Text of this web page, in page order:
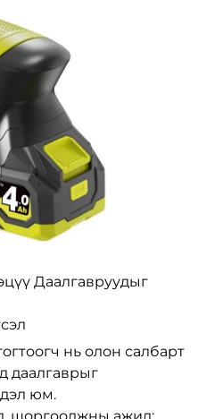
Даалгавруудыг
нь олон салбарт
даалгаврыг
юм.
шоргоолжны ажил: